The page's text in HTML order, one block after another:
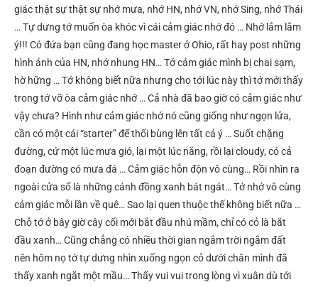
giác thật sự thật sự nhớ mưa, nhớ HN, nhớ VN, nhớ Sing, nhớ Thái
… Tự dưng tớ muốn òa khóc vì cái cảm giác nhớ đó … Nhớ lắm lắm
ý!!! Có đứa bạn cũng đang học master ở Ohio, rất hay post những
hình ảnh của HN, nhớ nhung HN… Tớ cảm giác mình bị chai sạm,
hờ hững … Tớ không biết nữa nhưng cho tới lúc này thì tớ mới thấy
trong tớ vỡ òa cảm giác nhớ … Cả nhà đã bao giờ có cảm giác như
vậy chưa? Hình như cảm giác nhớ nó cũng giống như ngọn lửa,
cần có một cái “starter” để thổi bùng lên tất cả ý … Suốt chặng
đường, cứ một lúc mưa gió, lại một lúc nắng, rồi lại cloudy, có cả
đoạn đường có mưa đá … Cảm giác hỗn độn vô cùng… Rồi nhìn ra
ngoài cửa sổ là những cánh đồng xanh bát ngát… Tớ nhớ vô cùng
cảm giác mỗi lần về quê… Sao lại quen thuộc thế không biết nữa …
Chỗ tớ ở bây giờ cây cối mới bắt đầu nhú mầm, chỉ có cỏ là bắt
đầu xanh… Cũng chẳng có nhiều thời gian ngắm trời ngắm đất
nên hôm nọ tớ tự dưng nhìn xuống ngọn cỏ dưới chân mình đã
thấy xanh ngắt một mầu… Thấy vui vui trong lòng vì xuân dù tới